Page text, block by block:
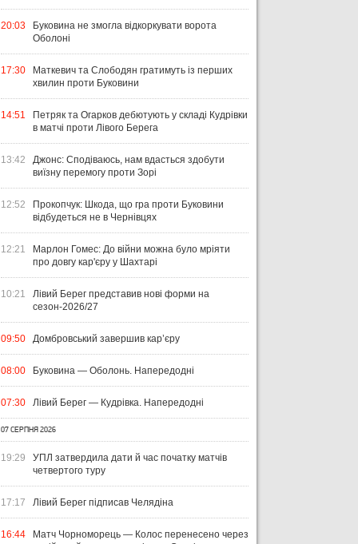
20:03
Буковина не змогла відкоркувати ворота
Оболоні
17:30
Маткевич та Слободян гратимуть із перших
хвилин проти Буковини
14:51
Петряк та Огарков дебютують у складі Кудрівки
в матчі проти Лівого Берега
13:42
Джонс: Сподіваюсь, нам вдасться здобути
виїзну перемогу проти Зорі
12:52
Прокопчук: Шкода, що гра проти Буковини
відбудеться не в Чернівцях
12:21
Марлон Гомес: До війни можна було мріяти
про довгу кар'єру у Шахтарі
10:21
Лівий Берег представив нові форми на
сезон-2026/27
09:50 Домбровський завершив кар’єру
08:00 Буковина — Оболонь. Напередодні
07:30 Лівий Берег — Кудрівка. Напередодні
07 СЕРПНЯ 2026
19:29
УПЛ затвердила дати й час початку матчів
четвертого туру
17:17 Лівий Берег підписав Челядіна
16:44
Матч Чорноморець — Колос перенесено через